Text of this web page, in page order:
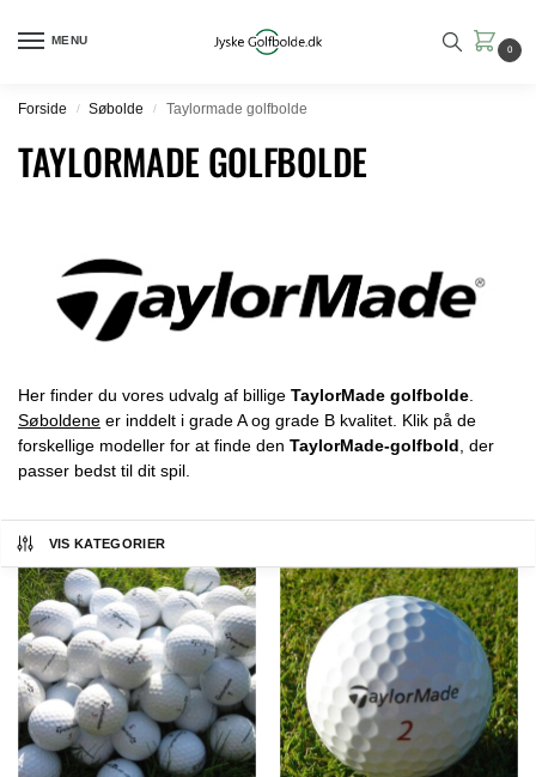
MENU
0
Forside / Søbolde / Taylormade golfbolde
TAYLORMADE GOLFBOLDE
Her finder du vores udvalg af billige TaylorMade golfbolde
Søboldene er inddelt i grade A og grade B kvalitet. Klik på de
forskellige modeller for at finde den TaylorMade-golfbold , der
passer bedst til dit spil.
VIS KATEGORIER